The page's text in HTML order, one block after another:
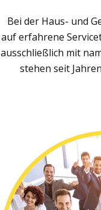
Bei der Haus- und
auf erfahrene
ausschließlich mit
stehen seit